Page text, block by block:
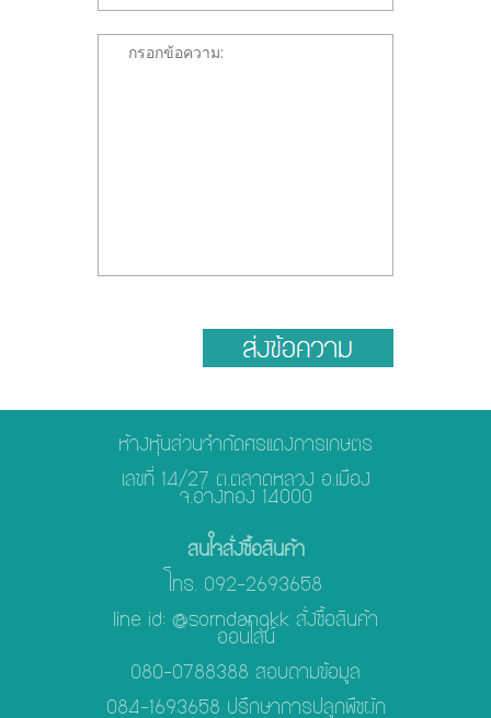
ห้างหุ้นส่วนจำกัดศรแดงการเกษตร
เลขที่ 14/27 ต.ตลาดหลวง อ.เมือง
จ.อ่างทอง 14000
สนใจสั่งซื้อสินค้า
โทร. 092-2693658
line id: @sorndangkk สั่งซื้อสินค้า
ออนไลน์
080-0788388 สอบถามข้อมูล
084-1693658 ปรึกษาการปลูกพืชผัก